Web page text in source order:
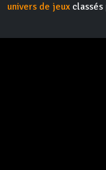
univers de jeux